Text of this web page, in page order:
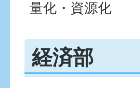
量化・資源化
経済部